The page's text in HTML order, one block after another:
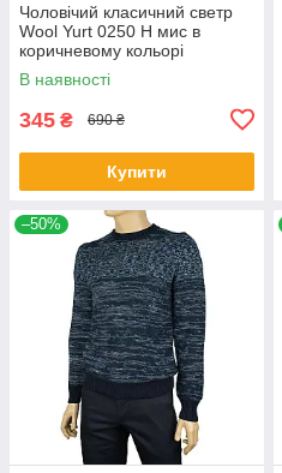
Чоловічий класичний светр
Wool Yurt 0250 Н мис в
коричневому кольорі
В наявності
345 ₴ 690 ₴
Купити
–50%